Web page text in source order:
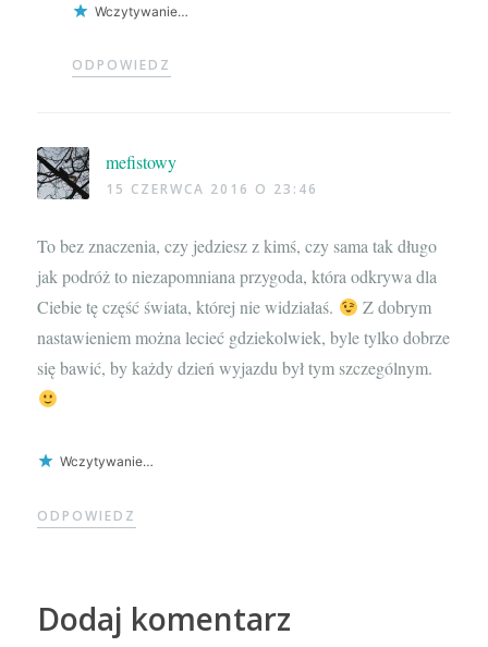
Wczytywanie…
ODPOWIEDZ
mefistowy
15 CZERWCA 2016 O 23:46
To bez znaczenia, czy jedziesz z kimś, czy sama tak długo
jak podróż to niezapomniana przygoda, która odkrywa dla
Ciebie tę część świata, której nie widziałaś.
Z dobrym
nastawieniem można lecieć gdziekolwiek, byle tylko dobrze
się bawić, by każdy dzień wyjazdu był tym szczególnym.
Wczytywanie…
ODPOWIEDZ
Dodaj komentarz